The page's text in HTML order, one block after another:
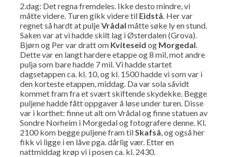
2.dag: Det regna fremdeles. Ikke desto mindre, vi
måtte videre. Turen gikk videre til Eidstå . Her var
regnet så hardt at puljeVrådal måtte søke ly en stund.
Saken var at vi hadde skilt lag i Østerdalen (Grova).
Bjørn og Per var dratt om Kviteseid og Morgedal
Dette var en langt hardere etappe og 8 mil, mot andre
pulja som bare hadde 7 mil. Vi hadde startet
dagsetappen ca. kl. 10, og kl. 1500 hadde vi som var i
den korteste etappen, middag. Da var sola såvidt
kommet fram fra et svært skiftende skydekke. Begge
puljene hadde fått oppgaver å løse under turen. Disse
var i korthet: finne ut alt om Vrådal og finne statuen av
Sondre Norheim i Morgedal og fotografere denne. Kl.
2100 kom begge puljene fram til Skafså , og også her
fikk vi ligge i en låve pga. dårlig vær. Etter en
nattmiddag krøp vi i posen ca. kl. 2430.